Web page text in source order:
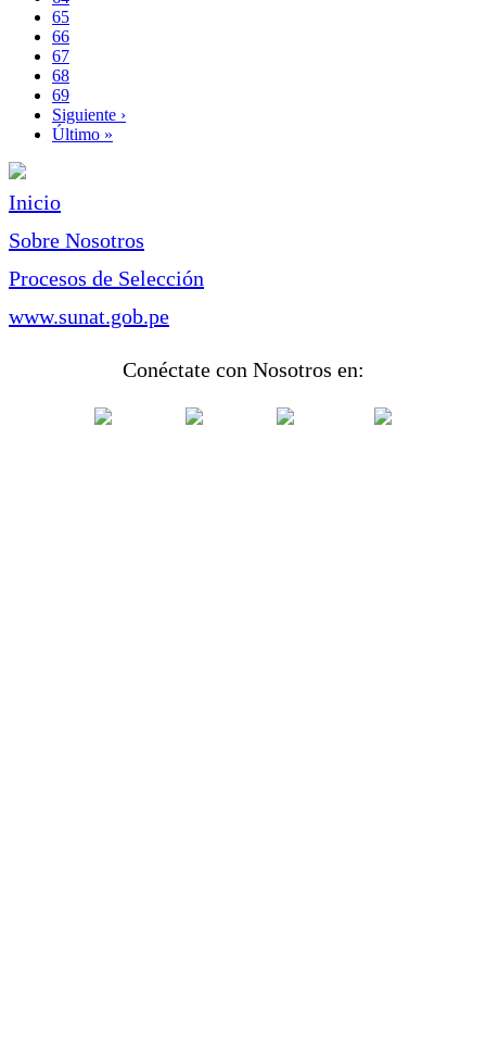
Página
actual
65
Page
66
Page
67
Page
68
Page
69
Siguiente
página
Siguiente ›
Última
Último »
Inicio
Sobre Nosotros
Procesos de Selección
www.sunat.gob.pe
Conéctate con Nosotros en: